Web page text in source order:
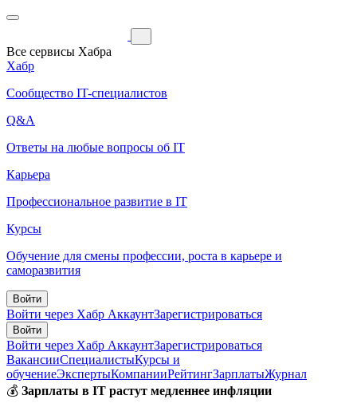
Все сервисы Хабра
Хабр
Сообщество IT-специалистов
Q&A
Ответы на любые вопросы об IT
Карьера
Профессиональное развитие в IT
Курсы
Обучение для смены профессии, роста в карьере и
саморазвития
Войти
Войти через Хабр АккаунтЗарегистрироваться
Войти
Войти через Хабр АккаунтЗарегистрироваться
ВакансииСпециалистыКурсы и
обучениеЭкспертыКомпанииРейтингЗарплатыЖурнал
💰 Зарплаты в IT растут медленнее инфляции